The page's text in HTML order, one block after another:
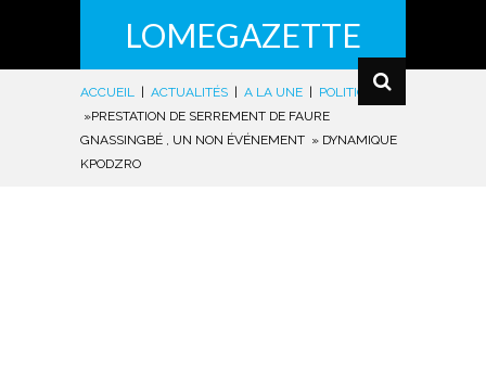
LOMEGAZETTE
ACCUEIL ACTUALITÉS A LA UNE POLITIQUE |
»PRESTATION DE SERREMENT DE FAURE
GNASSINGBÉ , UN NON ÉVÉNEMENT » DYNAMIQUE
KPODZRO